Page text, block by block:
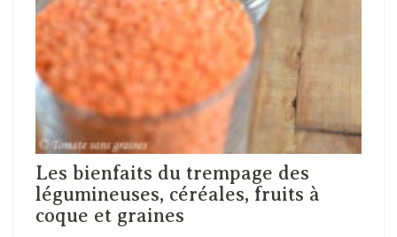
Les bienfaits du trempage des
légumineuses, céréales, fruits à
coque et graines